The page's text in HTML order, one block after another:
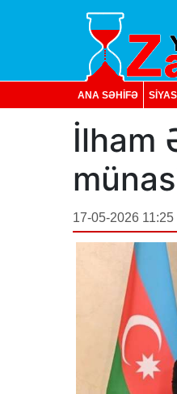
ANA SƏHİFƏ
İlham
17-05-2026 11:25